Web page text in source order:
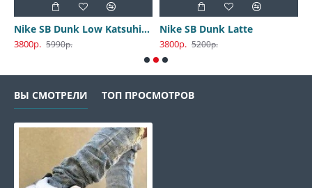
Nike SB Dunk Low Katsuhiro Otomo
3800р. 5990р.
Nike SB Dunk Latte
3800р. 5200р.
ВЫ СМОТРЕЛИ ТОП ПРОСМОТРОВ